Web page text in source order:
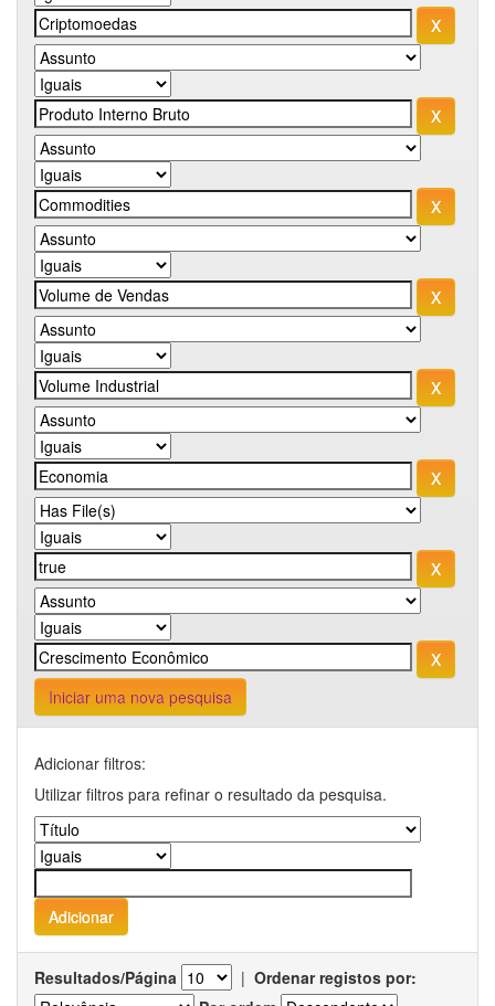
Iniciar uma nova pesquisa
Adicionar filtros:
Utilizar filtros para refinar o resultado da pesquisa.
Resultados/Página | Ordenar registos por: